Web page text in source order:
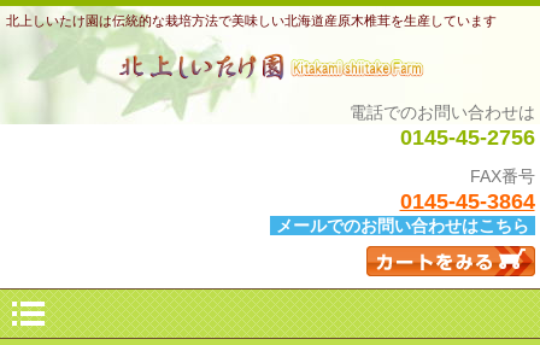
北上しいたけ園は伝統的な栽培方法で美味しい北海道産原木椎茸を生産しています
電話でのお問い合わせは
0145-45-2756
FAX番号
0145-45-3864
メールでのお問い合わせはこちら